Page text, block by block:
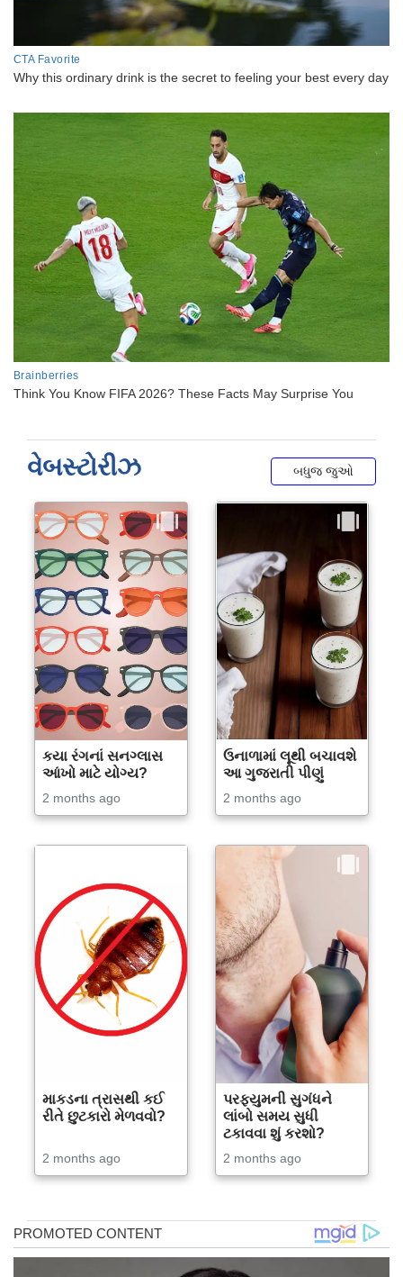
વેબસ્ટોરીઝ બધુજ જુઓ
કયા રંગનાં સનગ્લાસ
આંખો માટે યોગ્ય?
2 months ago
ઉનાળામાં લૂથી બચાવશે
આ ગુજરાતી પીણું
2 months ago
માકડના ત્રાસથી કઈ
રીતે છુટકારો મેળવવો?
2 months ago
પરફ્યુમની સુગંધને
લાંબો સમય સુધી
ટકાવવા શું કરશો?
2 months ago